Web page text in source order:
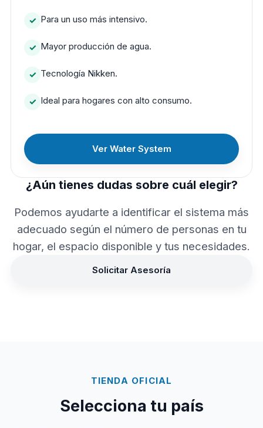
Para un uso más intensivo.
Mayor producción de agua.
Tecnología Nikken.
Ideal para hogares con alto consumo.
Ver Water System
¿Aún tienes dudas sobre cuál elegir?
Podemos ayudarte a identificar el sistema más
adecuado según el número de personas en tu
hogar, el espacio disponible y tus necesidades.
Solicitar Asesoría
TIENDA OFICIAL
Selecciona tu país